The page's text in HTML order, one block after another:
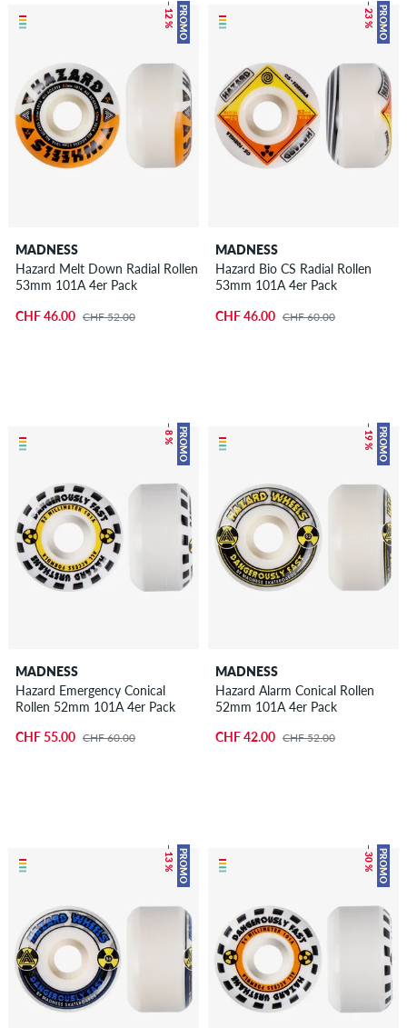
PROMO
– 12 %
MADNESS
Hazard Melt Down Radial Rollen
53mm 101A 4er Pack
CHF 46.00 CHF 52.00
PROMO
– 23 %
MADNESS
Hazard Bio CS Radial Rollen
53mm 101A 4er Pack
CHF 46.00 CHF 60.00
PROMO
– 8 %
MADNESS
Hazard Emergency Conical
Rollen 52mm 101A 4er Pack
CHF 55.00 CHF 60.00
PROMO
– 19 %
MADNESS
Hazard Alarm Conical Rollen
52mm 101A 4er Pack
CHF 42.00 CHF 52.00
PROMO
– 13 % PROMO
– 30 %